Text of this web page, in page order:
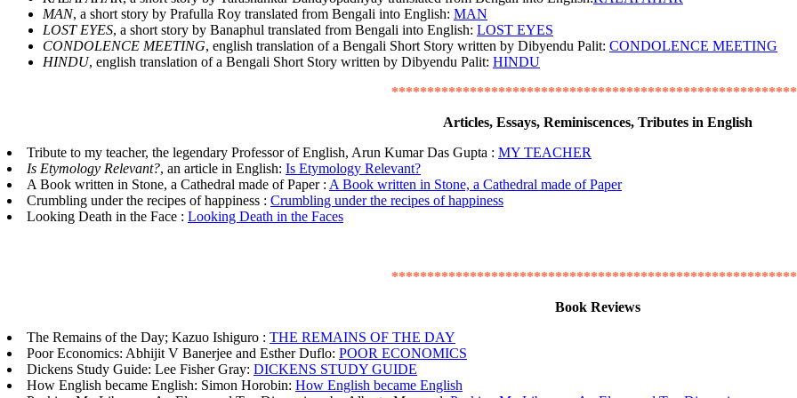
MAN, a short story by Prafulla Roy translated from Bengali into English: MAN
LOST EYES, a short story by Banaphul translated from Bengali into English: LOST EYES
CONDOLENCE MEETING, english translation of a Bengali Short Story written by Dibyendu Palit: CONDOLENCE MEETING
HINDU, english translation of a Bengali Short Story written by Dibyendu Palit: HINDU
Articles, Essays, Reminiscences, Tributes in English
Tribute to my teacher, the legendary Professor of English, Arun Kumar Das Gupta : MY TEACHER
Is Etymology Relevant?, an article in English: Is Etymology Relevant?
A Book written in Stone, a Cathedral made of Paper : A Book written in Stone, a Cathedral made of Paper
Crumbling under the recipes of happiness : Crumbling under the recipes of happiness
Looking Death in the Face : Looking Death in the Faces
Book Reviews
The Remains of the Day; Kazuo Ishiguro : THE REMAINS OF THE DAY
Poor Economics: Abhijit V Banerjee and Esther Duflo: POOR ECONOMICS
Dickens Study Guide: Lee Fisher Gray: DICKENS STUDY GUIDE
How English became English: Simon Horobin: How English became English